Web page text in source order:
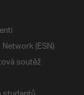
(ESN)
soutěž